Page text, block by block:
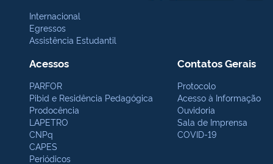
Internacional
Egressos
Assistência Estudantil
Acessos
PARFOR
Pibid e Residência Pedagógica
Prodocência
LAPETRO
CNPq
CAPES
Periódicos
Contatos Gerais
Protocolo
Acesso à Informação
Ouvidoria
Sala de Imprensa
COVID-19